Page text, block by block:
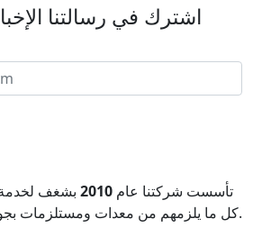
اشترك في رسالتنا
تأسست شركتنا عام 2010 بشغف لخدمة
كل ما يلزمهم من معدات ومستلزمات بجودة عالية وتجربة موثوقة.